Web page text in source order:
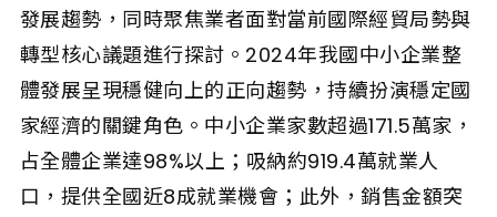
發展趨勢，同時聚焦業者面對當前國際經貿局勢與
轉型核心議題進行探討。2024年我國中小企業整
體發展呈現穩健向上的正向趨勢，持續扮演穩定國
家經濟的關鍵角色。中小企業家數超過171.5萬家，
占全體企業達98%以上；吸納約919.4萬就業人
口，提供全國近8成就業機會；此外，銷售金額突